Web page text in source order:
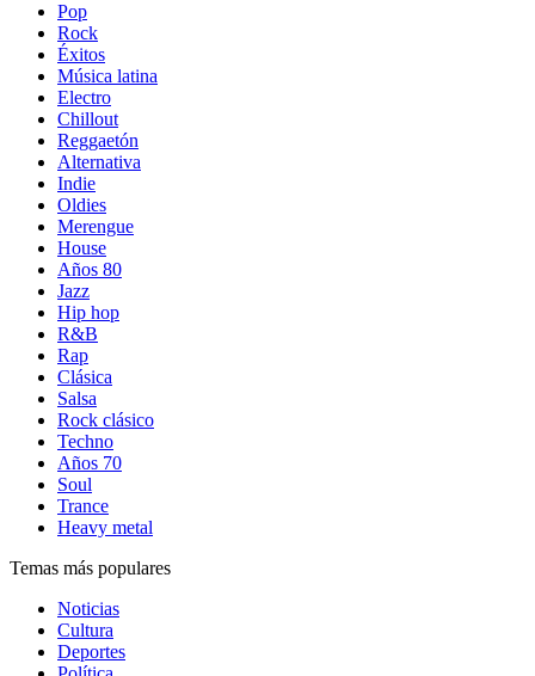
Pop
Rock
Éxitos
Música latina
Electro
Chillout
Reggaetón
Alternativa
Indie
Oldies
Merengue
House
Años 80
Jazz
Hip hop
R&B
Rap
Clásica
Salsa
Rock clásico
Techno
Años 70
Soul
Trance
Heavy metal
Temas más populares
Noticias
Cultura
Deportes